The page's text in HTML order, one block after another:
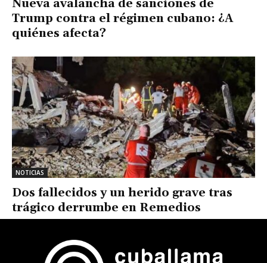
Nueva avalancha de sanciones de
Trump contra el régimen cubano: ¿A
quiénes afecta?
NOTICIAS
Dos fallecidos y un herido grave tras
trágico derrumbe en Remedios